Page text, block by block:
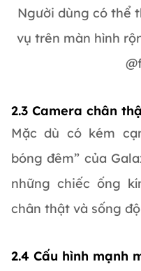
Người dùng có thể
vụ trên màn hình
2.3 Camera chân
Mặc dù có kém
bóng đêm” của
những chiếc ống
chân thật và sống
2.4 Cấu hình mạnh